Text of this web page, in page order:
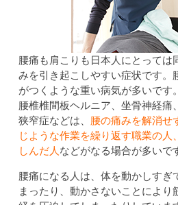
腰痛も肩こりも日本人にとっては
みを引き起こしやすい症状です。
がつくような重い病気が多いです。
腰椎椎間板ヘルニア、坐骨神経痛
狭窄症などは、 腰の痛みを解消せ
じような作業を繰り返す職業の人
しんだ人 などがなる場合が多いで
腰痛になる人は、体を動かしすぎ
まったり、動かさないことにより